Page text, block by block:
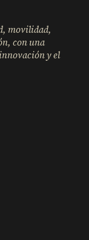
movilidad,
con una
y el